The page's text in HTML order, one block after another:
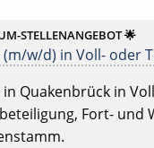
STELLENANGEBOT 🌟
w/d) in Voll- oder
Quakenbrück in
Fort- und